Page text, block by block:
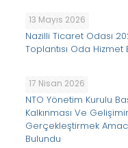
13 Mayıs 2026
Nazilli Ticaret Odası
Toplantısı Oda
17 Nisan 2026
NTO Yönetim Kurulu
Kalkınması Ve
Gerçekleştirmek
Bulundu